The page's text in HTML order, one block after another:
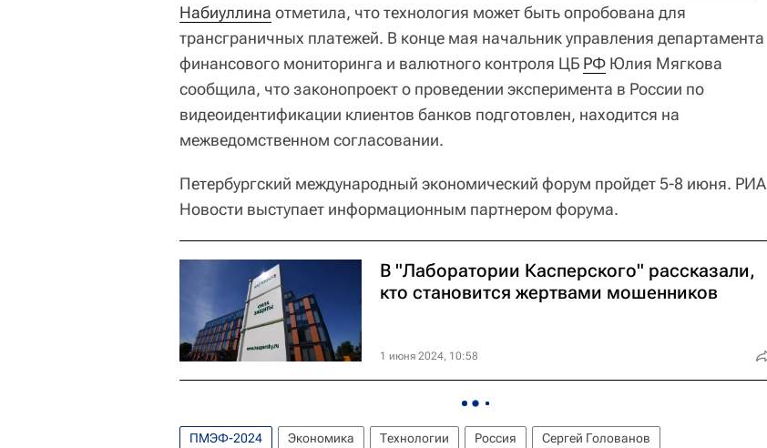
Набиуллина отметила, что технология может быть опробована для
трансграничных платежей. В конце мая начальник управления департамента
финансового мониторинга и валютного контроля ЦБ РФ Юлия Мягкова
сообщила, что законопроект о проведении эксперимента в России по
видеоидентификации клиентов банков подготовлен, находится на
межведомственном согласовании.
Петербургский международный экономический форум пройдет 5-8 июня. РИА
Новости выступает информационным партнером форума.
В "Лаборатории Касперского" рассказали,
кто становится жертвами мошенников
1 июня 2024, 10:58
ПМЭФ-2024 Экономика Технологии Россия
Сергей Голованов